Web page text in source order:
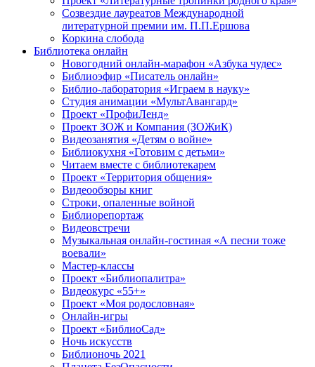
Созвездие лауреатов Международной
литературной премии им. П.П.Ершова
Коркина слобода
Библиотека онлайн
Новогодний онлайн-марафон «Азбука чудес»
Библиоэфир «Писатель онлайн»
Библио-лаборатория «Играем в науку»
Студия анимации «МультАвангард»
Проект «ПрофиЛенд»
Проект ЗОЖ и Компания (ЗОЖиК)
Видеозанятия «Детям о войне»
Библиокухня «Готовим с детьми»
Читаем вместе с библиотекарем
Проект «Территория общения»
Видеообзоры книг
Строки, опаленные войной
Библиорепортаж
Видеовстречи
Музыкальная онлайн-гостиная «А песни тоже
воевали»
Мастер-классы
Проект «Библиопалитра»
Видеокурс «55+»
Проект «Моя родословная»
Онлайн-игры
Проект «БиблиоСад»
Ночь искусств
Библионочь 2021